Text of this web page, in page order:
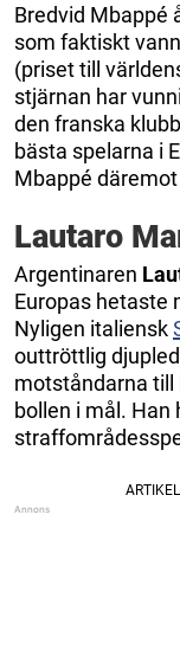
Bredvid Mbappé
som faktiskt
(priset till
stjärnan har
den franska
bästa spelarna i
Mbappé
Lautaro
Argentinaren
Europas hetaste
Nyligen italiensk
outtröttlig
motståndarna till
bollen i mål. Han